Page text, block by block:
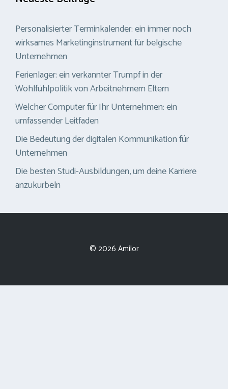
Personalisierter Terminkalender: ein immer noch
wirksames Marketinginstrument für belgische
Unternehmen
Ferienlager: ein verkannter Trumpf in der
Wohlfühlpolitik von Arbeitnehmern Eltern
Welcher Computer für Ihr Unternehmen: ein
umfassender Leitfaden
Die Bedeutung der digitalen Kommunikation für
Unternehmen
Die besten Studi-Ausbildungen, um deine Karriere
anzukurbeln
© 2026 Amilor